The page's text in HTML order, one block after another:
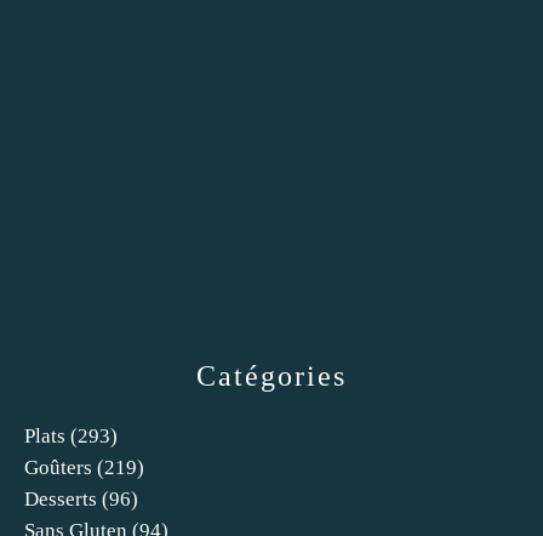
Catégories
Plats (293)
Goûters (219)
Desserts (96)
Sans Gluten (94)